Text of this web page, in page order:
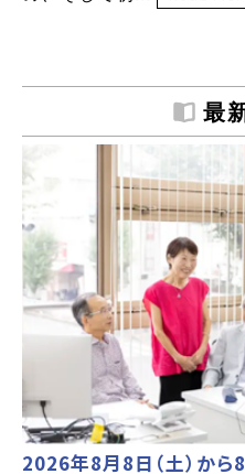
最
2026年8月8日（土）から